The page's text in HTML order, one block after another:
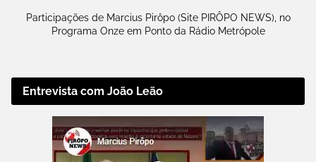
Participações de Marcius Pirôpo (Site PIRÔPO NEWS), no
Programa Onze em Ponto da Rádio Metrópole
Entrevista com João Leão